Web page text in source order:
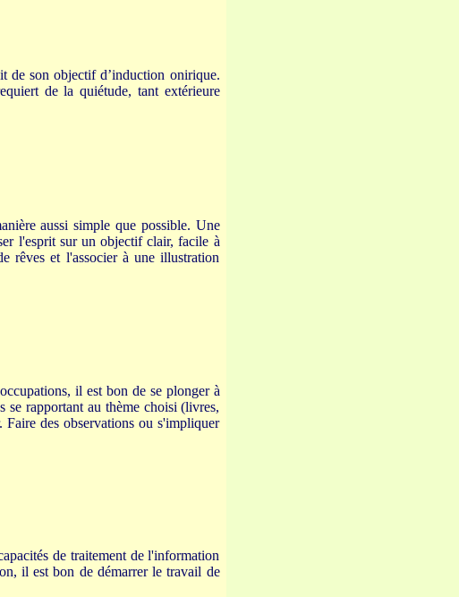
de son objectif d’induction onirique.
de la quiétude, tant extérieure
aussi simple que possible. Une
l'esprit sur un objectif clair, facile à
rêves et l'associer à une illustration
il est bon de se plonger à
se rapportant au thème choisi (livres,
des observations ou s'impliquer
de traitement de l'information
il est bon de démarrer le travail de